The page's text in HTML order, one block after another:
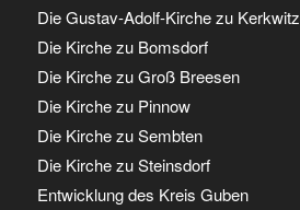
Die Gustav-Adolf-Kirche zu Kerkwitz
Die Kirche zu Bomsdorf
Die Kirche zu Groß Breesen
Die Kirche zu Pinnow
Die Kirche zu Sembten
Die Kirche zu Steinsdorf
Entwicklung des Kreis Guben